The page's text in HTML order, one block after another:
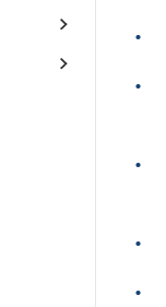
•
•
•
•
•